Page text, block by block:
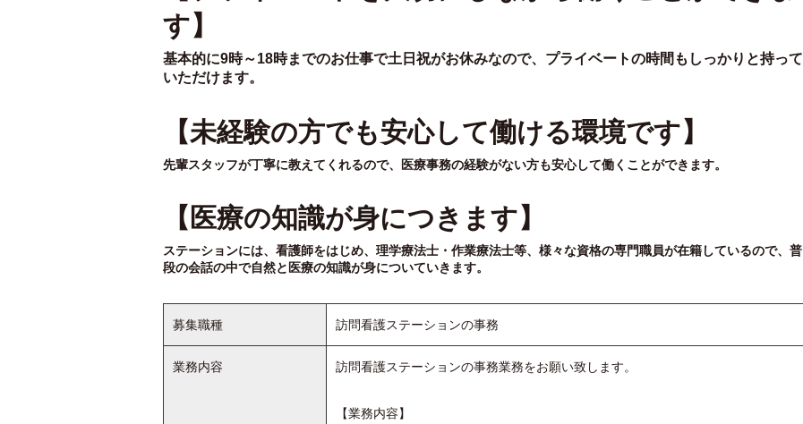
す】
基本的に9時～18時までのお仕事で土日祝がお休みなので、プライベートの時間もしっかりと持って
いただけます。
【未経験の方でも安心して働ける環境です】
先輩スタッフが丁寧に教えてくれるので、医療事務の経験がない方も安心して働くことができます。
【医療の知識が身につきます】
ステーションには、看護師をはじめ、理学療法士・作業療法士等、様々な資格の専門職員が在籍しているので、普
段の会話の中で自然と医療の知識が身についていきます。
募集職種 訪問看護ステーションの事務
業務内容 訪問看護ステーションの事務業務をお願い致します。
【業務内容】